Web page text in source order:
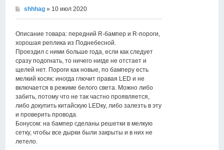
shhhag » 10 июл 2020
Описание товара: передний R-бампер и R-пороги,
хорошая реплика из Поднебесной.
Проездил с ними больше года, если как следует
сразу подогнать, то ничего нигде не отстает и
щелей нет. Пороги как новые, по бамперу есть
мелкий косяк: иногда глючит правая LED и не
включается в режиме белого света. Можно либо
забить, потому что не так частно проявляется,
либо докупить китайскую LEDку, либо залезть в эту
и проверить провода.
Бонусом: на бампер сделаны решетки в мелкую
сетку, чтобы все дырки были закрыты и в них не
летело.